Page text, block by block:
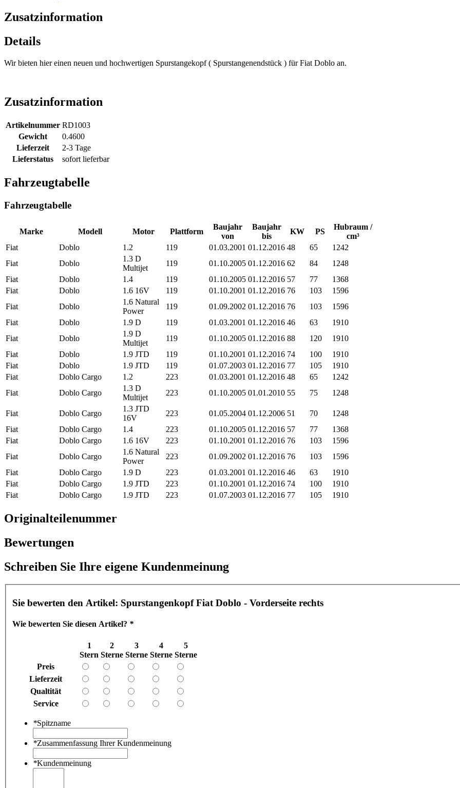
Zusatzinformation
Details
Wir bieten hier einen neuen und hochwertigen Spurstangekopf ( Spurstangenendstück ) für Fiat Doblo an.
Zusatzinformation
Artikelnummer RD1003
Gewicht
0.4600
Lieferzeit
2-3 Tage
Lieferstatus
sofort lieferbar
Fahrzeugtabelle
Fahrzeugtabelle
Marke Modell Motor Plattform
Baujahr
von
Baujahr
bis
KW PS
Hubraum /
cm³
Fiat
Doblo 1.2 119 01.03.2001 01.12.2016 48 65
1242
Fiat
Doblo
1.3 D
Multijet
119 01.10.2005 01.12.2016 62 84
1248
Fiat
Doblo 1.4 119 01.10.2005 01.12.2016 57 77
1368
Fiat
Doblo 1.6 16V 119 01.10.2001 01.12.2016 76 103
1596
Fiat
Doblo
1.6 Natural
Power
119 01.09.2002 01.12.2016 76 103
1596
Fiat
Doblo 1.9 D 119 01.03.2001 01.12.2016 46 63
1910
Fiat
Doblo
1.9 D
Multijet
119 01.10.2005 01.12.2016 88 120
1910
Fiat
Doblo 1.9 JTD 119 01.10.2001 01.12.2016 74 100
1910
Fiat
Doblo 1.9 JTD 119 01.07.2003 01.12.2016 77 105
1910
Fiat
Doblo Cargo 1.2 223 01.03.2001 01.12.2016 48 65
1242
Fiat
Doblo Cargo
1.3 D
Multijet
223 01.10.2005 01.01.2010 55 75 1248
Fiat Doblo Cargo
1.3 JTD
16V
223 01.05.2004 01.12.2006 51 70
1248
Fiat
Doblo Cargo 1.4 223 01.10.2005 01.12.2016 57 77
1368
Fiat
Doblo Cargo 1.6 16V 223 01.10.2001 01.12.2016 76 103
1596
Fiat
Doblo Cargo
1.6 Natural
Power
223 01.09.2002 01.12.2016 76 103
1596
Fiat
Doblo Cargo 1.9 D 223 01.03.2001 01.12.2016 46 63
1910
Fiat
Doblo Cargo 1.9 JTD 223 01.10.2001 01.12.2016 74 100
1910
Fiat
Doblo Cargo 1.9 JTD 223 01.07.2003 01.12.2016 77 105 1910
Originalteilenummer
Bewertungen
Schreiben Sie Ihre eigene Kundenmeinung
Sie bewerten den Artikel: Spurstangenkopf Fiat Doblo - Vorderseite rechts
Wie bewerten Sie diesen Artikel? *
1
Stern
2
Sterne
3
Sterne
4
Sterne
5
Sterne
Preis
Lieferzeit
Qualtität
Service
*Spitzname
*Zusammenfassung Ihrer Kundenmeinung
*Kundenmeinung